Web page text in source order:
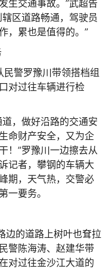
生交通事故。”武超告
区道路畅通，驾驶员
，累也是值得的。”
警罗豫川带领搭档组
对过往车辆进行检
，做好沿路的交通安
命财产安全，又为企
！”罗豫川一边擦去从
记者，攀钢的车辆大
期，天气热，交警必
一要务。
的道路上树叶也耷拉
警陈海涛、赵建华带
对过往金沙江大道的